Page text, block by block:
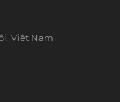
Việt Nam